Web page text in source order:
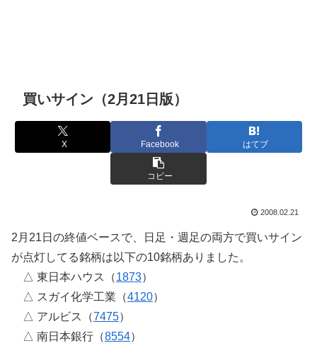
買いサイン（2月21日版）
X Facebook はてブ
コピー
2008.02.21
2月21日の終値ベースで、日足・週足の両方で買いサイン
が点灯してる銘柄は以下の10銘柄ありました。
△ 東日本ハウス（1873）
△ スガイ化学工業（4120）
△ アルビス（7475）
△ 南日本銀行（8554）